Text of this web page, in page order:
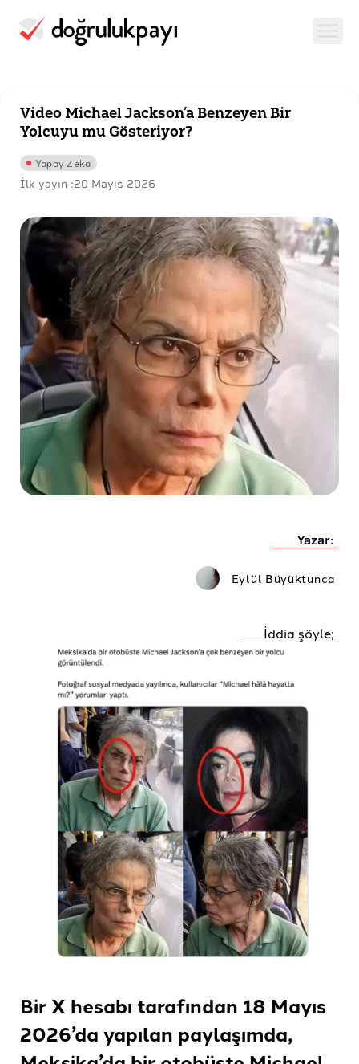
Video Michael Jackson’a Benzeyen Bir
Yolcuyu mu Gösteriyor?
Yapay Zeka
İlk yayın :20 Mayıs 2026
Yazar:
Eylül Büyüktunca
İddia şöyle;
Bir X hesabı tarafından 18 Mayıs
2026’da yapılan paylaşımda,